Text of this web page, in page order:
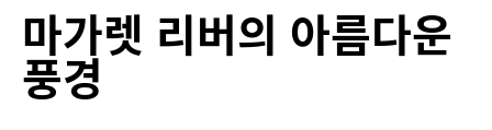
마가렛 리버의 아름다운
풍경